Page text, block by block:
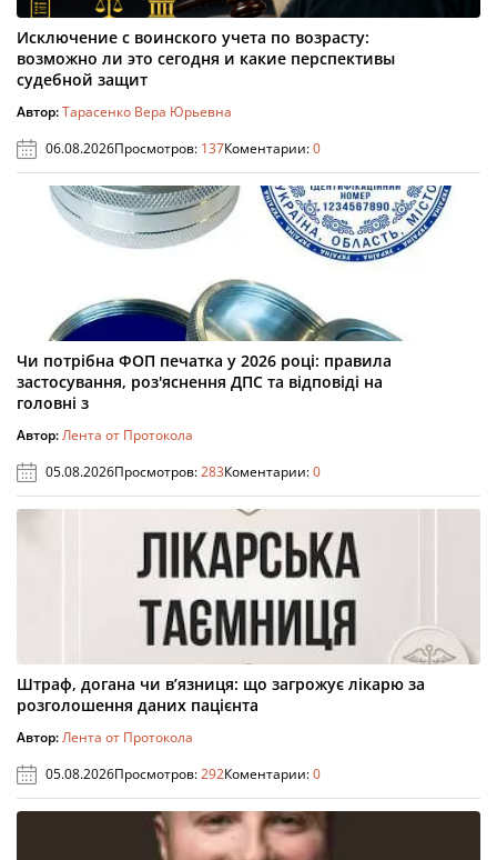
Исключение с воинского учета по возрасту:
возможно ли это сегодня и какие перспективы
судебной защит
Автор:Тарасенко Вера Юрьевна
06.08.2026Просмотров: 137Коментарии:0
Чи потрібна ФОП печатка у 2026 році: правила
застосування, роз'яснення ДПС та відповіді на
головні з
Автор:Лента от Протокола
05.08.2026Просмотров:283Коментарии:0
Штраф, догана чи в’язниця: що загрожує лікарю за
розголошення даних пацієнта
Автор:Лента от Протокола
05.08.2026Просмотров:292Коментарии:0